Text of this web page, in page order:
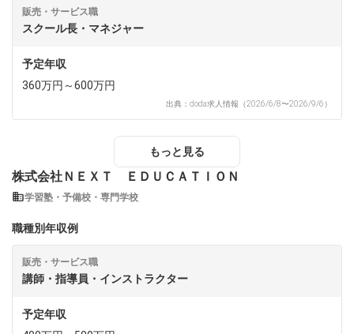
販売・サービス職
スクール長・マネジャー
予定年収
360万円～600万円
出典：doda求人情報（2026/6/8〜2026/9/6）
もっと見る
株式会社ＮＥＸＴ ＥＤＵＣＡＴＩＯＮ
学習塾・予備校・専門学校
職種別年収例
販売・サービス職
講師・指導員・インストラクター
予定年収